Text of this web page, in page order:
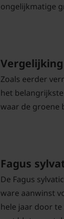
ongelijkmatige
Zoals eerder
het
waar de groene
Fagus
De Fagus
ware aanwinst
hele jaar door